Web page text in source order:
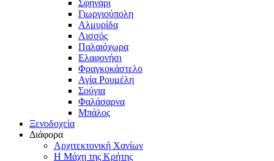
Σφηνάρι
Γιωργιούπολη
Αλμυρίδα
Λισσός
Παλαιόχωρα
Ελαφονήσι
Φραγκοκάστελο
Αγία Ρουμέλη
Σούγια
Φαλάσαρνα
Μπάλος
Ξενοδοχεία
Διάφορα
Αρχιτεκτονική Χανίων
Η Μάχη της Κρήτης